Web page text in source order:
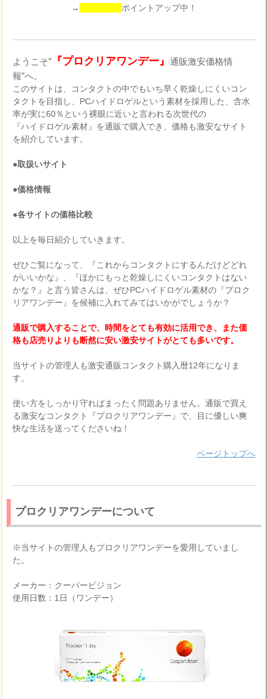
→
ポイントアップ中！
ようこそ” 『プロクリアワンデー』通販激安価格情
報”へ。
このサイトは、コンタクトの中でもいち早く乾燥しにくいコン
タクトを目指し、PCハイドロゲルという素材を採用した、含水
率が実に60％という裸眼に近いと言われる次世代の
『ハイドロゲル素材』を通販で購入でき、価格も激安なサイト
を紹介しています。
●取扱いサイト
●価格情報
●各サイトの価格比較
以上を毎日紹介していきます。
ぜひご覧になって、『これからコンタクトにするんだけどどれ
がいいかな』、『ほかにもっと乾燥しにくいコンタクトはない
かな？』と言う皆さんは、ぜひPCハイドロゲル素材の『プロク
リアワンデー』を候補に入れてみてはいかがでしょうか？
通販で購入することで、時間をとても有効に活用でき、また価
格も店売りよりも断然に安い激安サイトがとても多いです。
当サイトの管理人も激安通販コンタクト購入暦12年になりま
す。
使い方をしっかり守ればまったく問題ありません。通販で買え
る激安なコンタクト『プロクリアワンデー』で、目に優しい爽
快な生活を送ってくださいね！
ページトップへ
プロクリアワンデーについて
※当サイトの管理人もプロクリアワンデーを愛用していまし
た。
メーカー：クーパービジョン
使用日数：1日（ワンデー）